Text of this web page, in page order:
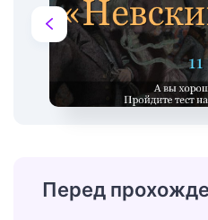
Перед